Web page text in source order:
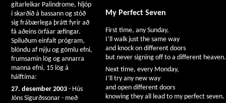
gítarleikar Palindrome, hljóp
í skarðið á bassann og stóð
sig frábærlega þrátt fyrir að
fá aðeins örfáar æfingar.
Spiluðum einfalt prógram,
blöndu af nýju og gömlu efni,
frumsamin lög og annarra
manna efni, 15 lög á
hálftíma:
27. desember 2003 - Hús
Jóns Sigurðssonar - með
My Perfect Seven
First time, any Sunday,
I’ll walk just the same way
and knock on different doors
but never signing off to a different heaven.
Next time, every Monday,
I’ll try any new way
and open different doors
knowing they all lead to my perfect seven.